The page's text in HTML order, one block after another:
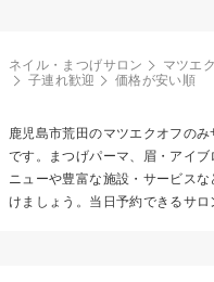
ネイル・まつげサロン マツエ
子連れ歓迎
価格が安い順
鹿児島市荒田のマツエクオフのみ
です。まつげパーマ、眉・アイ
ニューや豊富な施設・サービス
けましょう。当日予約できるサロ